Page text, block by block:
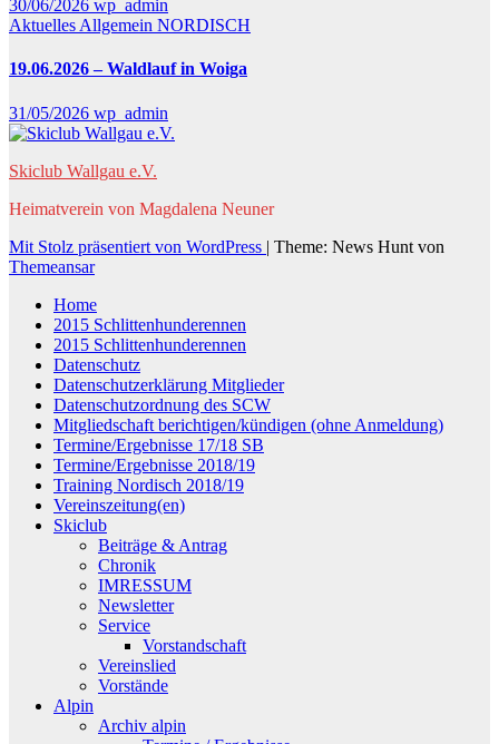
30/06/2026 wp_admin
Aktuelles Allgemein NORDISCH
19.06.2026 – Waldlauf in Woiga
31/05/2026 wp_admin
Skiclub Wallgau e.V.
Heimatverein von Magdalena Neuner
Mit Stolz präsentiert von WordPress | Theme: News Hunt von
Themeansar
Home
2015 Schlittenhunderennen
2015 Schlittenhunderennen
Datenschutz
Datenschutzerklärung Mitglieder
Datenschutzordnung des SCW
Mitgliedschaft berichtigen/kündigen (ohne Anmeldung)
Termine/Ergebnisse 17/18 SB
Termine/Ergebnisse 2018/19
Training Nordisch 2018/19
Vereinszeitung(en)
Skiclub
Beiträge & Antrag
Chronik
IMRESSUM
Newsletter
Service
Vorstandschaft
Vereinslied
Vorstände
Alpin
Archiv alpin